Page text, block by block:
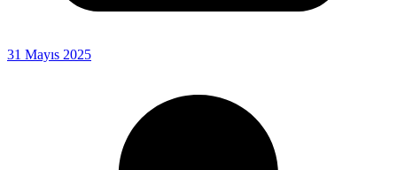
31 Mayıs 2025